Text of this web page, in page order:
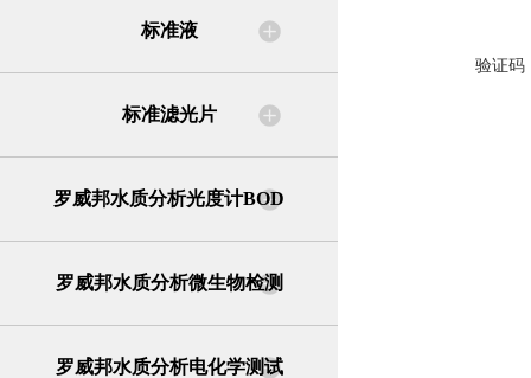
标准液
标准滤光片
罗威邦水质分析光度计BOD
罗威邦水质分析微生物检测
罗威邦水质分析电化学测试
验证码